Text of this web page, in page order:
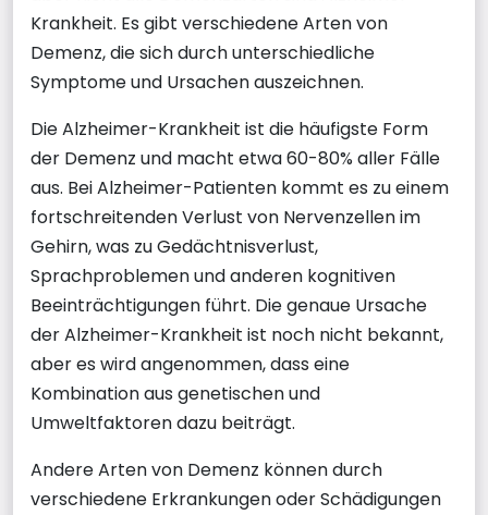
Krankheit. Es gibt verschiedene Arten von
Demenz, die sich durch unterschiedliche
Symptome und Ursachen auszeichnen.
Die Alzheimer-Krankheit ist die häufigste Form
der Demenz und macht etwa 60-80% aller Fälle
aus. Bei Alzheimer-Patienten kommt es zu einem
fortschreitenden Verlust von Nervenzellen im
Gehirn, was zu Gedächtnisverlust,
Sprachproblemen und anderen kognitiven
Beeinträchtigungen führt. Die genaue Ursache
der Alzheimer-Krankheit ist noch nicht bekannt,
aber es wird angenommen, dass eine
Kombination aus genetischen und
Umweltfaktoren dazu beiträgt.
Andere Arten von Demenz können durch
verschiedene Erkrankungen oder Schädigungen